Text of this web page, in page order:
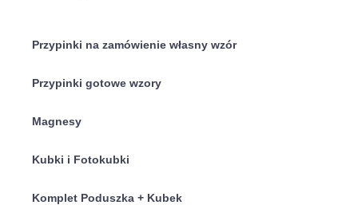
Przypinki na zamówienie własny wzór
Przypinki gotowe wzory
Magnesy
Kubki i Fotokubki
Komplet Poduszka + Kubek